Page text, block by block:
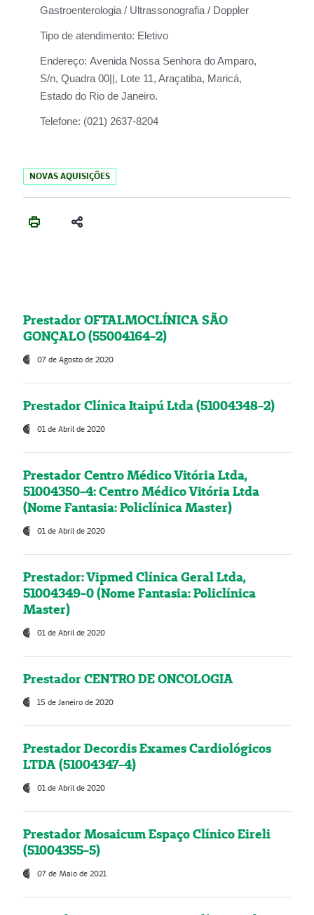
Gastroenterologia / Ultrassonografia / Doppler
Tipo de atendimento: Eletivo
Endereço: Avenida Nossa Senhora do Amparo,
S/n, Quadra 00||, Lote 11, Araçatiba, Maricá,
Estado do Rio de Janeiro.
Telefone: (021) 2637-8204
NOVAS AQUISIÇÕES
Prestador OFTALMOCLÍNICA SÃO
GONÇALO (55004164-2)
07 de Agosto de 2020
Prestador Clínica Itaipú Ltda (51004348-2)
01 de Abril de 2020
Prestador Centro Médico Vitória Ltda,
51004350-4: Centro Médico Vitória Ltda
(Nome Fantasia: Policlínica Master)
01 de Abril de 2020
Prestador: Vipmed Clínica Geral Ltda,
51004349-0 (Nome Fantasia: Policlínica
Master)
01 de Abril de 2020
Prestador CENTRO DE ONCOLOGIA
15 de Janeiro de 2020
Prestador Decordis Exames Cardiológicos
LTDA (51004347-4)
01 de Abril de 2020
Prestador Mosaicum Espaço Clínico Eireli
(51004355-5)
07 de Maio de 2021